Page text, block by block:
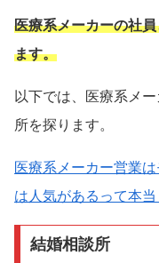
医療系メーカーの社
ます。
以下では、医療系メ
所を探ります。
医療系メーカー営業
は人気があるって本当
結婚相談所